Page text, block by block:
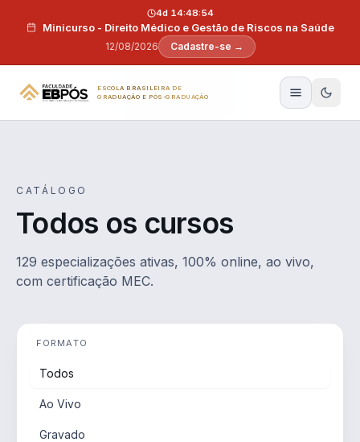
Minicurso - Direito Médico e Gestão de Riscos na Saúde
12/08/2026
4d 14:48:53
Cadastre-se →
ESCOLA BRASILEIRA DE
GRADUAÇÃO E PÓS-GRADUAÇÃO
CATÁLOGO
Todos os cursos
129 especializações ativas, 100% online, ao vivo,
com certificação MEC.
FORMATO
Todos
Ao Vivo
Gravado